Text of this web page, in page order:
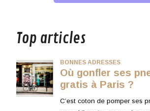
Top articles